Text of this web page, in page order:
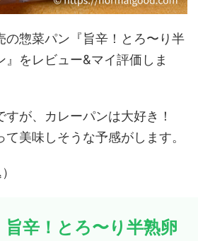
の惣菜パン『旨辛！とろ〜り半
』をレビュー&マイ評価しま
が、カレーパンは大好き！
て美味しそうな予感がします。
旨辛！とろ〜り半熟卵